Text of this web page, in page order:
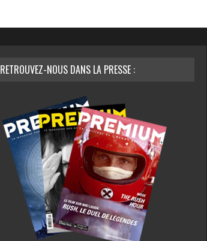
RETROUVEZ-NOUS DANS LA PRESSE :